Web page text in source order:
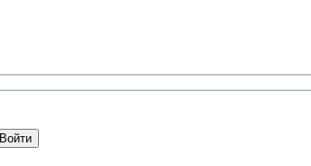
Войти